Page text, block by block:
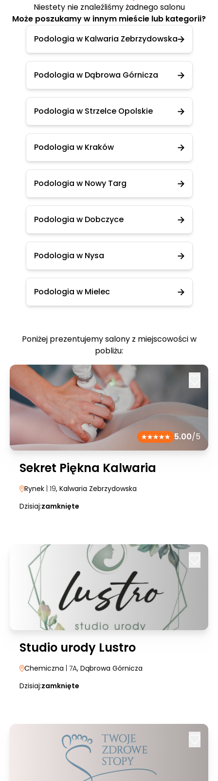
Niestety nie znaleźliśmy żadnego salonu
Może poszukamy w innym mieście lub kategorii?
Podologia w Kalwaria Zebrzydowska
Podologia w Dąbrowa Górnicza
Podologia w Strzelce Opolskie
Podologia w Kraków
Podologia w Nowy Targ
Podologia w Dobczyce
Podologia w Nysa
Podologia w Mielec
Poniżej prezentujemy salony z miejscowości w
pobliżu:
5.00/5
Sekret Piękna Kalwaria
Rynek | 19, Kalwaria Zebrzydowska
Dzisiaj:zamknięte
Studio urody Lustro
Chemiczna | 7A, Dąbrowa Górnicza
Dzisiaj:zamknięte